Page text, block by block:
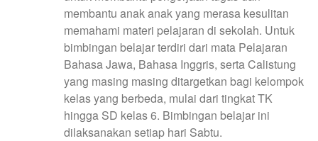
membantu anak anak yang merasa kesulitan
memahami materi pelajaran di sekolah. Untuk
bimbingan belajar terdiri dari mata Pelajaran
Bahasa Jawa, Bahasa Inggris, serta Calistung
yang masing masing ditargetkan bagi kelompok
kelas yang berbeda, mulai dari tingkat TK
hingga SD kelas 6. Bimbingan belajar ini
dilaksanakan setiap hari Sabtu.